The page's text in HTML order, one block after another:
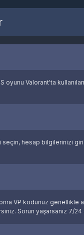
oyunu Valorant'ta
seçin, hesap
VP kodunuz
Sorun yaşarsanız 7/24